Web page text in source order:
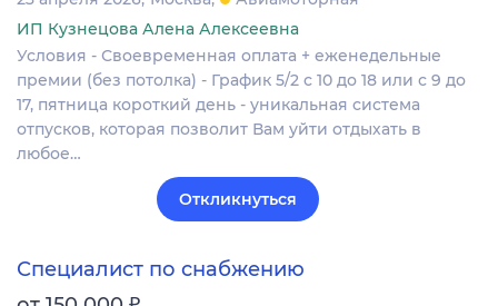
ИП Кузнецова Алена Алексеевна
Условия - Своевременная оплата + еженедельные
премии (без потолка) - График 5/2 с 10 до 18 или с 9 до
17, пятница короткий день - уникальная система
отпусков, которая позволит Вам уйти отдыхать в
любое…
Откликнуться
Специалист по снабжению